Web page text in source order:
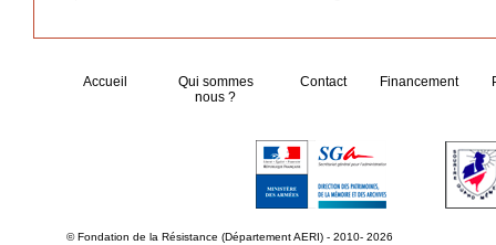
Accueil
Qui sommes
nous ?
Contact Financement
© Fondation de la Résistance (Département AERI) - 2010- 2026